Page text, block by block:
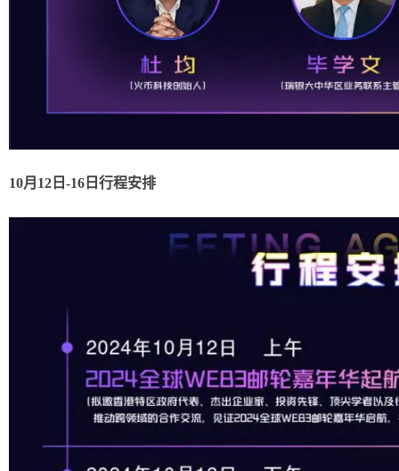
10月12日-16日行程安排